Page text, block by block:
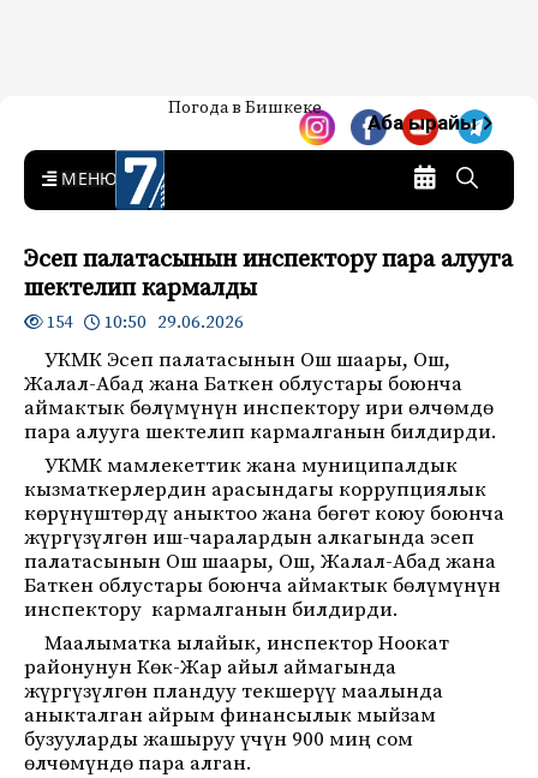
7-канал. Жаңылыктар —
Кыргызстан
Жаңылыктар — Кыргызстан
Погода в Бишкеке
Аба ырайы
MENU
Эсеп палатасынын инспектору пара алууга
шектелип кармалды
154 10:50 29.06.2026
УКМК Эсеп палатасынын Ош шаары, Ош,
Жалал-Абад жана Баткен облустары боюнча
аймактык бөлүмүнүн инспектору ири өлчөмдө
пара алууга шектелип кармалганын билдирди.
УКМК мамлекеттик жана муниципалдык
кызматкерлердин арасындагы коррупциялык
көрүнүштөрдү аныктоо жана бөгөт коюу боюнча
жүргүзүлгөн иш-чаралардын алкагында эсеп
палатасынын Ош шаары, Ош, Жалал-Абад жана
Баткен облустары боюнча аймактык бөлүмүнүн
инспектору кармалганын билдирди.
Маалыматка ылайык, инспектор Ноокат
районунун Көк-Жар айыл аймагында
жүргүзүлгөн пландуу текшерүү маалында
аныкталган айрым финансылык мыйзам
бузууларды жашыруу үчүн 900 миң сом
өлчөмүндө пара алган.